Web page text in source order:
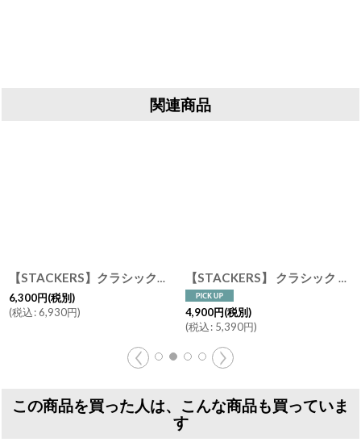
関連商品
【STACKERS】クラシック ジュエリーボックス Lid リッド （蓋付ケース） セージグリーン Sage green スタッカーズ ロンドン イギリス
6,300円(税別)
(税込:6,930円)
【STACKERS】 クラシック ジュエリーボックス 3sec セージグリーン Sage Green スタッカーズ ロンドン イギリス
4,900円(税別)
(税込: 5,390円)
この商品を買った人は、こんな商品も買っていま
す